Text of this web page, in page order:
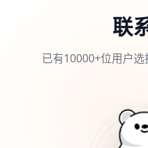
联
已有10000+位用户